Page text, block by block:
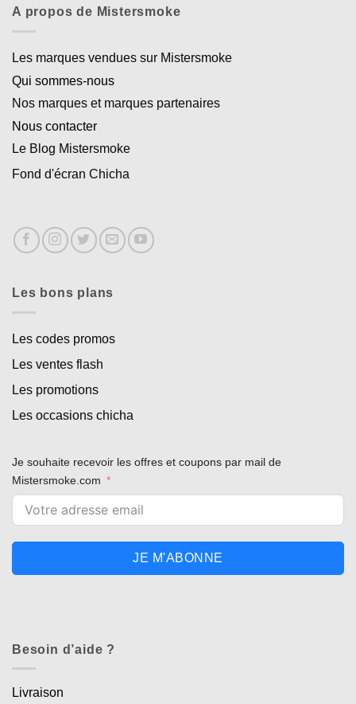
A propos de Mistersmoke
Les marques vendues sur Mistersmoke
Qui sommes-nous
Nos marques et marques partenaires
Nous contacter
Le Blog Mistersmoke
Fond d'écran Chicha
Les bons plans
Les codes promos
Les ventes flash
Les promotions
Les occasions chicha
Je souhaite recevoir les offres et coupons par mail de
Mistersmoke.com
JE M'ABONNE
Besoin d’aide ?
Livraison